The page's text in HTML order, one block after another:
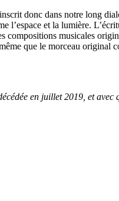
donc dans notre long
l’espace et la lumière.
musicales
que le morceau
en juillet 2019, et